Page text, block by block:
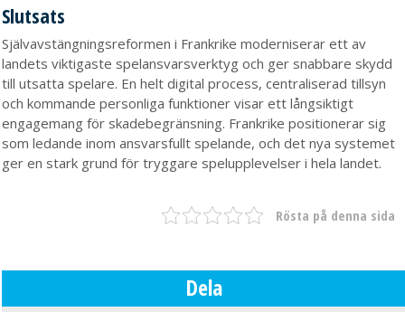
Slutsats
Självavstängningsreformen i Frankrike moderniserar ett av
landets viktigaste spelansvarsverktyg och ger snabbare skydd
till utsatta spelare. En helt digital process, centraliserad tillsyn
och kommande personliga funktioner visar ett långsiktigt
engagemang för skadebegränsning. Frankrike positionerar sig
som ledande inom ansvarsfullt spelande, och det nya systemet
ger en stark grund för tryggare spelupplevelser i hela landet.
Rösta på denna sida
Dela